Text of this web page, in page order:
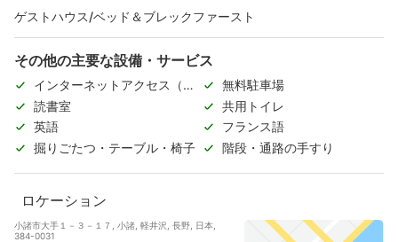
ゲストハウス/ベッド＆ブレックファースト
その他の主要な設備・サービス
インターネットアクセス（無
料）
無料駐車場
読書室
共用トイレ
英語
フランス語
掘りごたつ・テーブル・椅子
階段・通路の手すり
ロケーション
小諸市大手１－３－１７, 小諸, 軽井沢, 長野, 日本,
384-0031